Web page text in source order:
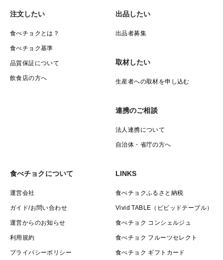
注文したい
食べチョクとは？
食べチョク基準
品質保証について
飲食店の方へ
出品したい
出品者募集
取材したい
生産者への取材を申し込む
連携のご相談
法人連携について
自治体・省庁の方へ
食べチョクについて
運営会社
ガイド/お問い合わせ
運営からのお知らせ
利用規約
プライバシーポリシー
LINKS
食べチョクふるさと納税
Vivid TABLE（ビビッドテーブル）
食べチョク コンシェルジュ
食べチョク フルーツセレクト
食べチョク ギフトカード